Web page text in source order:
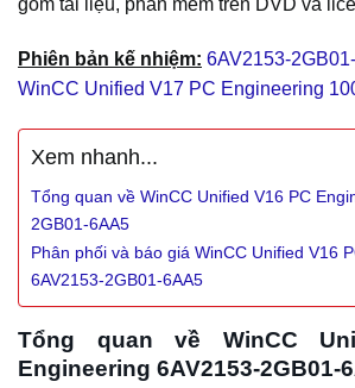
gồm tài liệu, phần mềm trên DVD và
Phiên bản kế nhiệm: 6AV2153-
WinCC Unified V17 PC Engineering
Xem nhanh...
Tổng quan về WinCC Unified V16 PC
2GB01-6AA5
Phân phối và báo giá WinCC Unified V16
6AV2153-2GB01-6AA5
Tổng quan về WinCC
Engineering 6AV2153-2GB01-